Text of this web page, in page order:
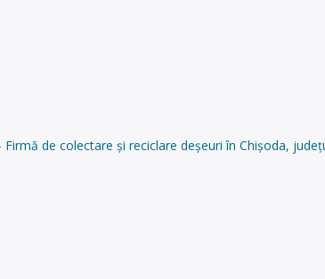
- Firmă de colectare și reciclare deșeuri în Chișoda,